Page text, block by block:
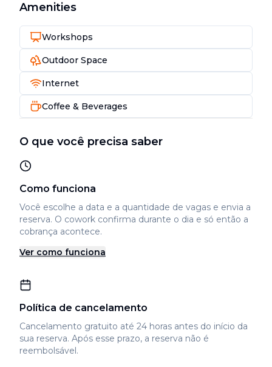
Amenities
Workshops
Outdoor Space
Internet
Coffee & Beverages
O que você precisa saber
Como funciona
Você escolhe a data e a quantidade de vagas e envia a
reserva. O cowork confirma durante o dia e só então a
cobrança acontece.
Ver como funciona
Política de cancelamento
Cancelamento gratuito até 24 horas antes do início da
sua reserva. Após esse prazo, a reserva não é
reembolsável.